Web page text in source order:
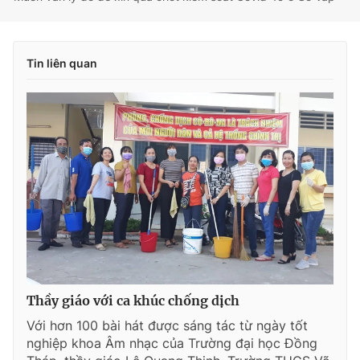
Tin liên quan
Thầy giáo với ca khúc chống dịch
Với hơn 100 bài hát được sáng tác từ ngày tốt
nghiệp khoa Âm nhạc của Trường đại học Đồng